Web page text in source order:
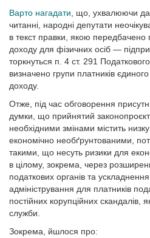
Варто нагадати , що, ухвалюючи
читанні, народні депутати
в текст правки, якою передбачено
доходу для фізичних осіб —
торкнуться п. 4 ст. 291
визначено групи платників
доходу.
Отже, під час обговорення
думки, що прийнятий
необхідними змінами містить
економічно необґрунтованими,
такими, що несуть ризики для
в цілому, зокрема, через
податкових органів та
адміністрування для платників
постійних корупційних скандалів,
служби.
Зокрема, йшлося про: